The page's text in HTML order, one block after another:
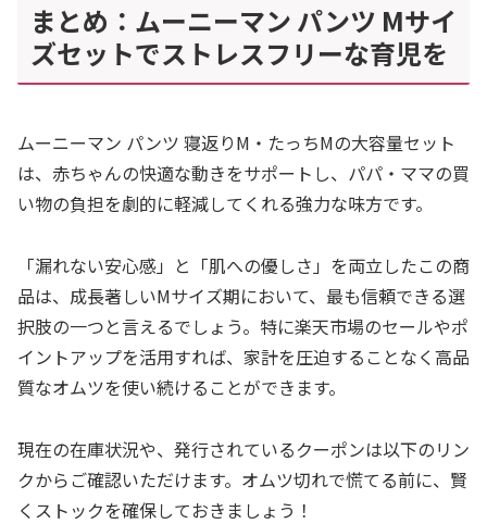
まとめ：ムーニーマン パンツ Mサイ
ズセットでストレスフリーな育児を
ムーニーマン パンツ 寝返りM・たっちMの大容量セット
は、赤ちゃんの快適な動きをサポートし、パパ・ママの買
い物の負担を劇的に軽減してくれる強力な味方です。
「漏れない安心感」と「肌への優しさ」を両立したこの商
品は、成長著しいMサイズ期において、最も信頼できる選
択肢の一つと言えるでしょう。特に楽天市場のセールやポ
イントアップを活用すれば、家計を圧迫することなく高品
質なオムツを使い続けることができます。
現在の在庫状況や、発行されているクーポンは以下のリン
クからご確認いただけます。オムツ切れで慌てる前に、賢
くストックを確保しておきましょう！